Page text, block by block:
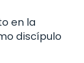
en la
discípulo